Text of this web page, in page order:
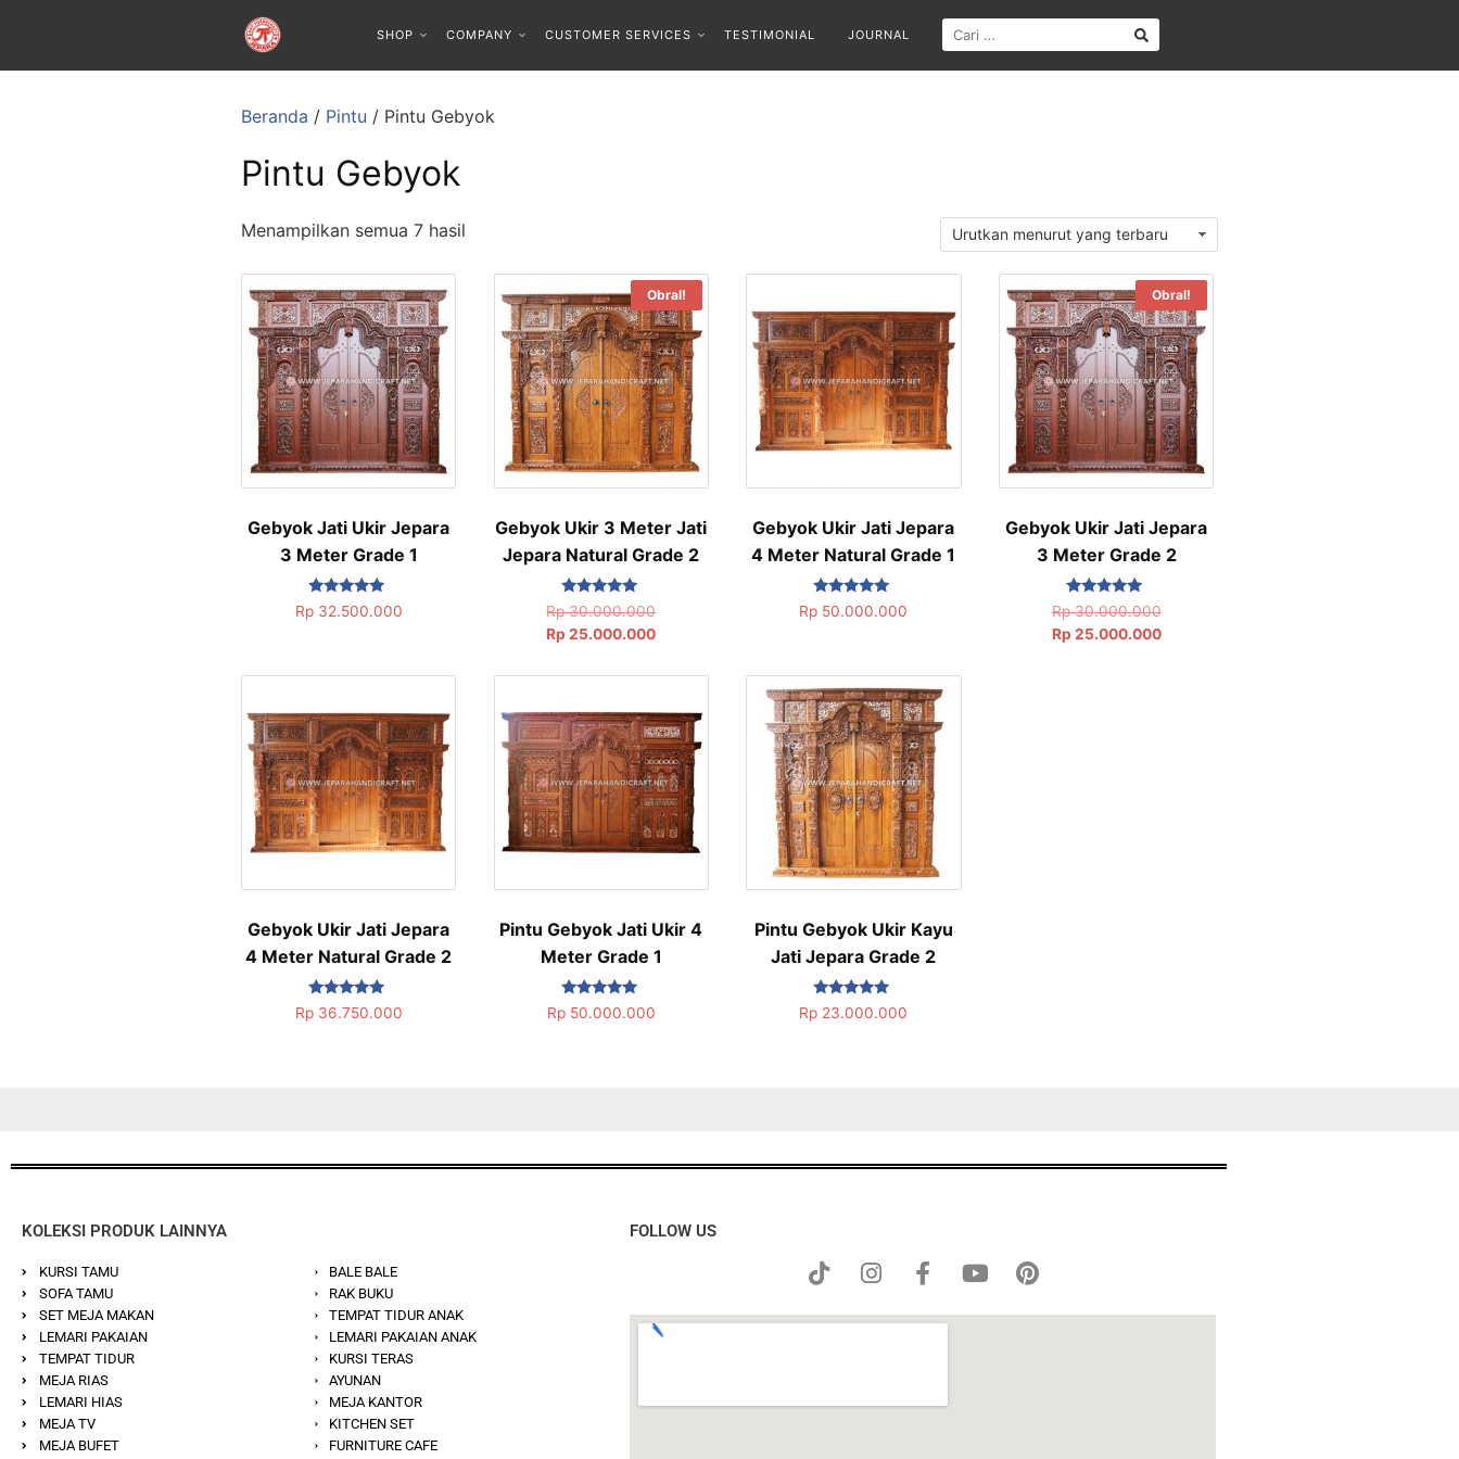
SHOP COMPANY CUSTOMER SERVICES TESTIMONIAL JOURNAL
Beranda / Pintu / Pintu Gebyok
Pintu Gebyok
Menampilkan semua 7 hasil
Gebyok Jati Ukir Jepara
3 Meter Grade 1
Dinilai
5.00
Rp32.500.000
Obral!
Gebyok Ukir 3 Meter Jati
Jepara Natural Grade 2
Dinilai
5.00
dari 5
Rp30.000.000
Rp 25.000.000
Gebyok Ukir Jati Jepara
4 Meter Natural Grade 1
Dinilai
5.00
Rp 50.000.000
Obral!
Gebyok Ukir Jati Jepara
3 Meter Grade 2
Dinilai
5.00
dari 5
Rp30.000.000
Rp 25.000.000
Gebyok Ukir Jati Jepara
4 Meter Natural Grade 2
Dinilai
5.00
Rp36.750.000
Pintu Gebyok Jati Ukir 4
Meter Grade 1
Dinilai
5.00
Rp50.000.000
Pintu Gebyok Ukir Kayu
Jati Jepara Grade 2
Dinilai
5.00
Rp 23.000.000
KOLEKSI PRODUK LAINNYA
KURSI TAMU
SOFA TAMU
SET MEJA MAKAN
LEMARI PAKAIAN
TEMPAT TIDUR
MEJA RIAS
LEMARI HIAS
MEJA TV
MEJA BUFET
BALE BALE
RAK BUKU
TEMPAT TIDUR ANAK
LEMARI PAKAIAN ANAK
KURSI TERAS
AYUNAN
MEJA KANTOR
KITCHEN SET
FURNITURE CAFE
FOLLOW US